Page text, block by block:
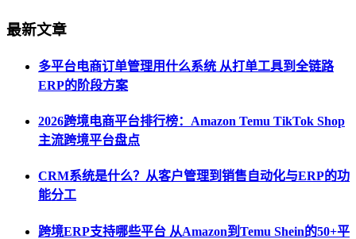
最新文章
多平台电商订单管理用什么系统 从打单工具到全链路
ERP的阶段方案
2026跨境电商平台排行榜：Amazon Temu TikTok Shop
主流跨境平台盘点
CRM系统是什么？从客户管理到销售自动化与ERP的功
能分工
跨境ERP支持哪些平台 从Amazon到Temu Shein的50+平